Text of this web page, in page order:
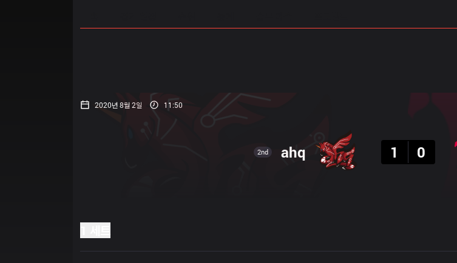
2020년 8월 2일 11:50
2nd ahq
1
0